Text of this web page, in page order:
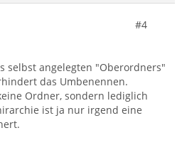
#4
selbst angelegten "Oberordners"
das Umbenennen.
Ordner, sondern lediglich
ist ja nur irgend eine